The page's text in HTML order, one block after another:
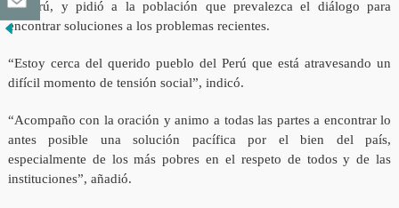
el Perú, y pidió a la población que prevalezca el diálogo para
encontrar soluciones a los problemas recientes.
“Estoy cerca del querido pueblo del Perú que está atravesando un
difícil momento de tensión social”, indicó.
“Acompaño con la oración y animo a todas las partes a encontrar lo
antes posible una solución pacífica por el bien del país,
especialmente de los más pobres en el respeto de todos y de las
instituciones”, añadió.